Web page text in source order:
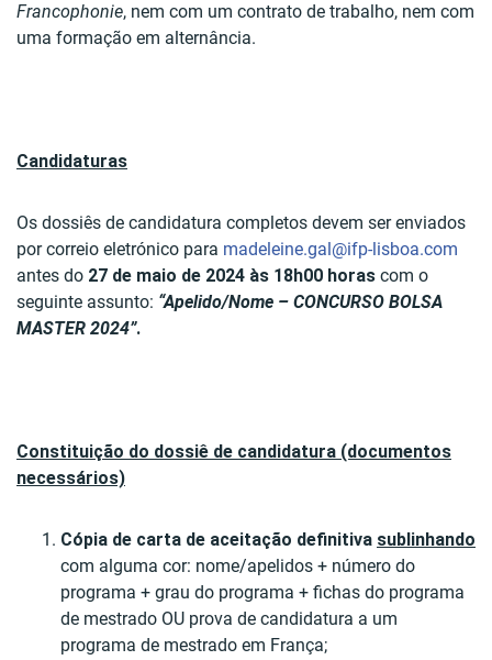
Francophonie, nem com um contrato de trabalho, nem com
uma formação em alternância.
Candidaturas
Os dossiês de candidatura completos devem ser enviados
por correio eletrónico para madeleine.gal@ifp-lisboa.com
antes do 27 de maio de 2024 às 18h00 horas com o
seguinte assunto: “Apelido/Nome – CONCURSO BOLSA
MASTER 2024”.
Constituição do dossiê de candidatura (documentos
necessários)
Cópia de carta de aceitação definitiva sublinhando
com alguma cor: nome/apelidos + número do
programa + grau do programa + fichas do programa
de mestrado OU prova de candidatura a um
programa de mestrado em França;